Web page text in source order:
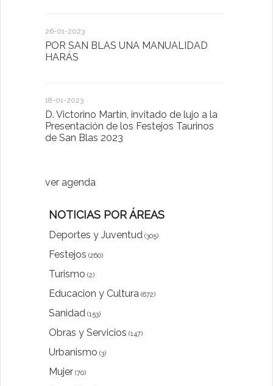
26-01-2023
POR SAN BLAS UNA MANUALIDAD
HARÁS
18-01-2023
D. Victorino Martín, invitado de lujo a la
Presentación de los Festejos Taurinos
de San Blas 2023
ver agenda
NOTICIAS POR ÁREAS
Deportes y Juventud (305)
Festejos (260)
Turismo (2)
Educacion y Cultura (672)
Sanidad (153)
Obras y Servicios (147)
Urbanismo (3)
Mujer (70)